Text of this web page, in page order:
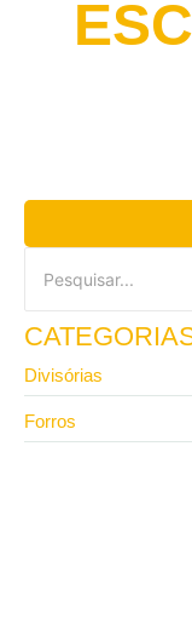
Divisórias
Forros